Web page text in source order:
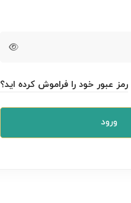
رمز عبور خود را فراموش کرده اید؟
ورود